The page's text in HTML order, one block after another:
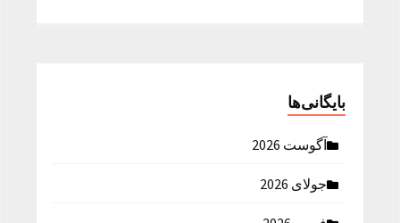
بایگانی‌ها
آگوست 2026
جولای 2026